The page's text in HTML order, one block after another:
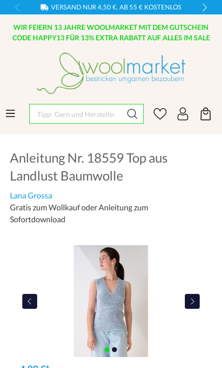
VERSAND NUR 4,50 €, AB 55 € KOSTENLOS
WIR FEIERN 13 JAHRE WOOLMARKET MIT DEM GUTSCHEIN
CODE HAPPY13 FÜR 13% EXTRA RABATT AUF ALLES IM SALE
Tipp: Garn und Hersteller eingeben
Anleitung Nr. 18559 Top aus
Landlust Baumwolle
Lana Grossa
Gratis zum Wollkauf oder Anleitung zum
Sofortdownload